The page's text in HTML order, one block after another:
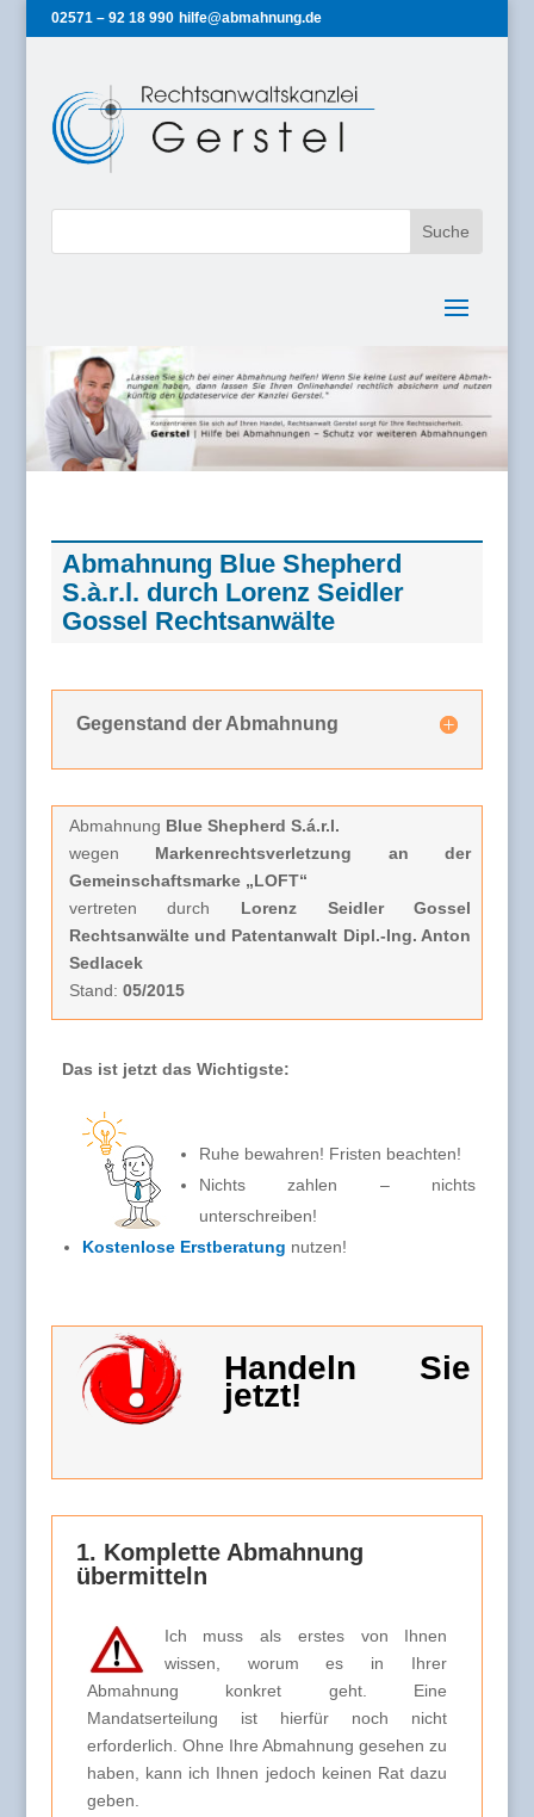
02571 – 92 18 990 hilfe@abmahnung.de
Abmahnung Blue Shepherd
S.à.r.l. durch Lorenz Seidler
Gossel Rechtsanwälte
Gegenstand der Abmahnung
Abmahnung Blue Shepherd S.á.r.l.
wegen Markenrechtsverletzung an der
Gemeinschaftsmarke „LOFT“
vertreten durch Lorenz Seidler Gossel
Rechtsanwälte und Patentanwalt Dipl.-Ing. Anton
Sedlacek
Stand: 05/2015
Das ist jetzt das Wichtigste:
Ruhe bewahren! Fristen beachten!
Nichts zahlen – nichts
unterschreiben!
Kostenlose Erstberatung nutzen!
Handeln Sie
jetzt!
1. Komplette Abmahnung
übermitteln
Ich muss als erstes von Ihnen
wissen, worum es in Ihrer
Abmahnung konkret geht. Eine
Mandatserteilung ist hierfür noch nicht
erforderlich. Ohne Ihre Abmahnung gesehen zu
haben, kann ich Ihnen jedoch keinen Rat dazu
geben.